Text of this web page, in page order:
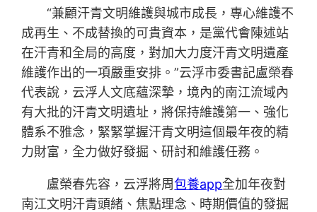
“兼顧汗青文明維護與城市成長，專心維護不
成再生、不成替換的可貴資本，是黨代會陳述站
在汗青和全局的高度，對加大力度汗青文明遺產
維護作出的一項嚴重安排。”云浮市委書記盧榮春
代表說，云浮人文底蘊深摯，境內的南江流域內
有大批的汗青文明遺址，將保持維護第一、強化
體系不雅念，緊緊掌握汗青文明這個最年夜的精
力財富，全力做好發掘、研討和維護任務。
盧榮春先容，云浮將周包養app全加年夜對
南江文明汗青頭緒、焦點理念、時期價值的發掘